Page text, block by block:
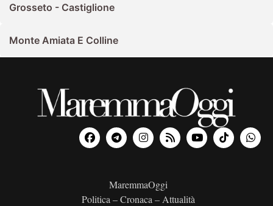
Grosseto - Castiglione
Monte Amiata E Colline
MaremmaOggi
Politica – Cronaca – Attualità